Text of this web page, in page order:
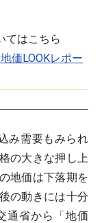
てはこちら
価LOOKレポー
み需要もみられ
の大きな押し上
地価は下落期を
の動きには十分
通省から「地価